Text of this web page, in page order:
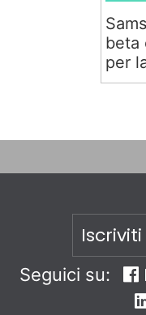
beta
per
Seguici su: